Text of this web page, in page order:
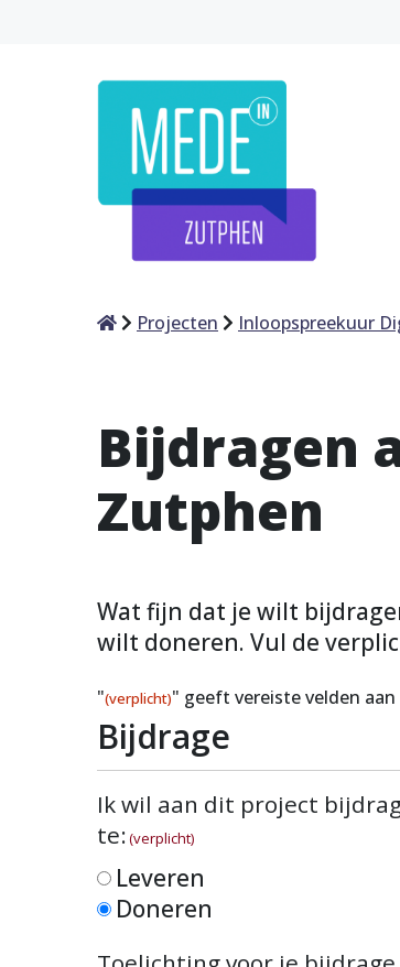
HomeProjecten Inloopspreekuur
Bijdragen
Zutphen
Wat fijn dat je wilt
wilt doneren. Vul de
"(verplicht)" geeft vereiste velden aan
Bijdrage
Ik wil aan dit project
te:(verplicht)
Leveren
Doneren